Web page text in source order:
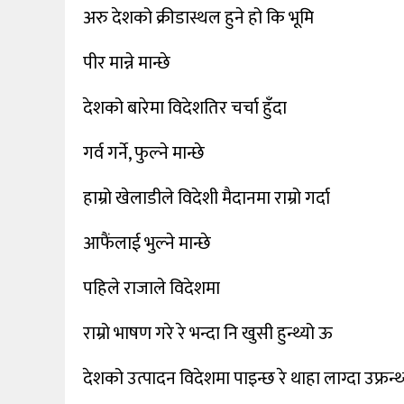
अरु देशको क्रीडास्थल हुने हो कि भूमि
पीर मान्ने मान्छे
देशको बारेमा विदेशतिर चर्चा हुँदा
गर्व गर्ने, फुल्ने मान्छे
हाम्रो खेलाडीले विदेशी मैदानमा राम्रो गर्दा
आफैंलाई भुल्ने मान्छे
पहिले राजाले विदेशमा
राम्रो भाषण गरे रे भन्दा नि खुसी हुन्थ्यो ऊ
देशको उत्पादन विदेशमा पाइन्छ रे थाहा लाग्दा